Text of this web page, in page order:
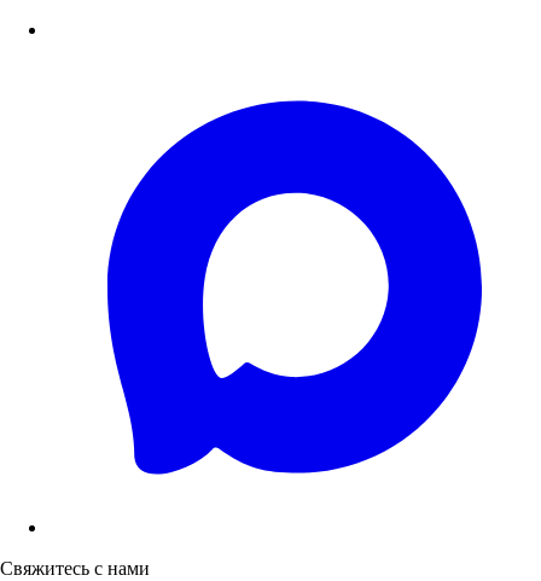
Свяжитесь с нами